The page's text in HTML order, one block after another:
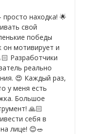
находка! 🌟
свой
победы
он мотивирует и
Разработчики
реально
😍 Каждый раз,
у меня есть
Большое
🙏🏻
себя в
лице! 😊🥗